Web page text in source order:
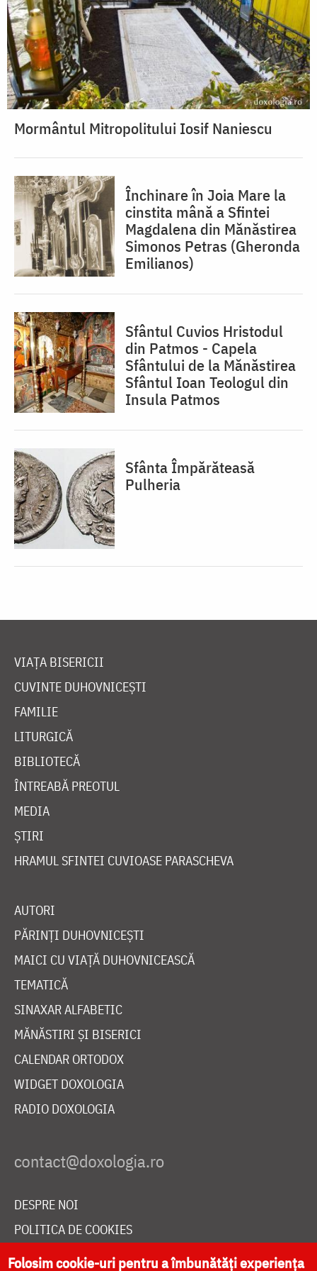
Mormântul Mitropolitului Iosif Naniescu
Închinare în Joia Mare la
cinstita mână a Sfintei
Magdalena din Mănăstirea
Simonos Petras (Gheronda
Emilianos)
Sfântul Cuvios Hristodul
din Patmos - Capela
Sfântului de la Mănăstirea
Sfântul Ioan Teologul din
Insula Patmos
Sfânta Împărăteasă
Pulheria
VIAȚA BISERICII
CUVINTE DUHOVNICEȘTI
FAMILIE
LITURGICĂ
BIBLIOTECĂ
ÎNTREABĂ PREOTUL
MEDIA
ȘTIRI
HRAMUL SFINTEI CUVIOASE PARASCHEVA
AUTORI
PĂRINȚI DUHOVNICEȘTI
MAICI CU VIAȚĂ DUHOVNICEASCĂ
TEMATICĂ
SINAXAR ALFABETIC
MĂNĂSTIRI ȘI BISERICI
CALENDAR ORTODOX
WIDGET DOXOLOGIA
RADIO DOXOLOGIA
DESPRE NOI
POLITICA DE COOKIES
DONEAZĂ ONLINE PENTRU CATEDRALA NAȚIONALĂ
Folosim cookie-uri pentru a îmbunătăți experiența